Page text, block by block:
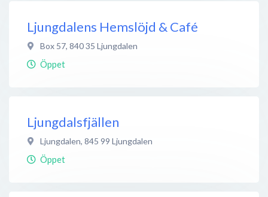
Ljungdalens Hemslöjd & Café
Box 57, 840 35 Ljungdalen
Öppet
Ljungdalsfjällen
Ljungdalen, 845 99 Ljungdalen
Öppet